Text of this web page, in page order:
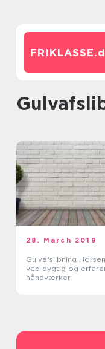
FRIKLASSE.
28. March 2019
Gulvafslibning
ved dygtig og
håndværker